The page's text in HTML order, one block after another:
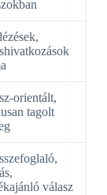
orientált,
tagolt
válasz